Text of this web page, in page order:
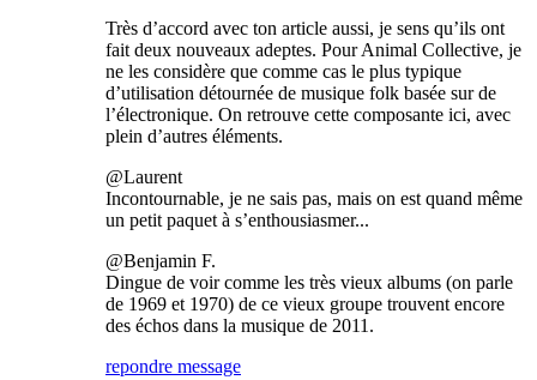
Très d’accord avec ton article aussi, je sens qu’ils ont
fait deux nouveaux adeptes. Pour Animal Collective, je
ne les considère que comme cas le plus typique
d’utilisation détournée de musique folk basée sur de
l’électronique. On retrouve cette composante ici, avec
plein d’autres éléments.
@Laurent
Incontournable, je ne sais pas, mais on est quand même
un petit paquet à s’enthousiasmer...
@Benjamin F.
Dingue de voir comme les très vieux albums (on parle
de 1969 et 1970) de ce vieux groupe trouvent encore
des échos dans la musique de 2011.
repondre message